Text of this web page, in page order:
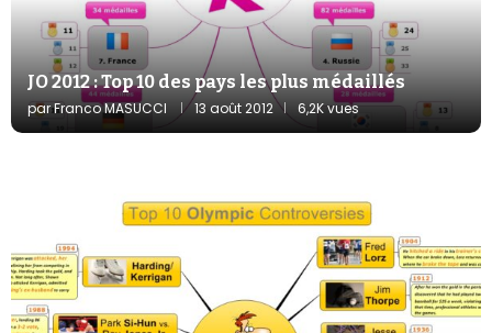
JO 2012 : Top 10 des pays les plus médaillés
parFranco MASUCCI 13 août 2012 6,2K vues